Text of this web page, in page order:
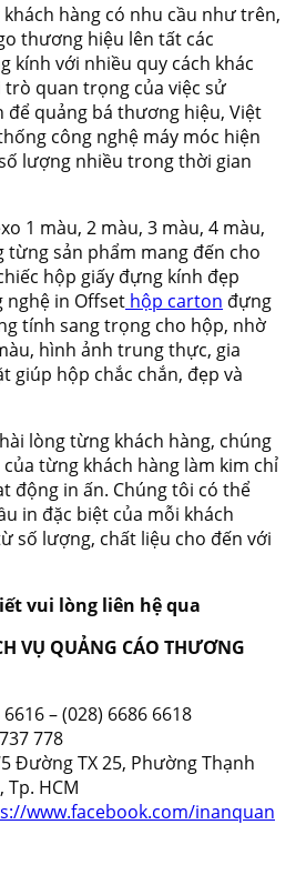
hàng có nhu cầu như trên,
thương hiệu lên tất các
kính với nhiều quy cách khác
trò quan trọng của việc sử
để quảng bá thương hiệu, Việt
công nghệ máy móc hiện
lượng nhiều trong thời gian
1 màu, 2 màu, 3 màu, 4 màu,
sản phẩm mang đến cho
hộp giấy đựng kính đẹp
nghệ in Offset hộp carton đựng
tính sang trọng cho hộp, nhờ
hình ảnh trung thực, gia
giúp hộp chắc chắn, đẹp và
lòng từng khách hàng, chúng
từng khách hàng làm kim chỉ
động in ấn. Chúng tôi có thể
in đặc biệt của mỗi khách
số lượng, chất liệu cho đến với
vui lòng liên hệ qua
VỤ QUẢNG CÁO THƯƠNG
– (028) 6686 6618
778
Đường TX 25, Phường Thạnh
Tp. HCM
www.facebook.com/inanquan